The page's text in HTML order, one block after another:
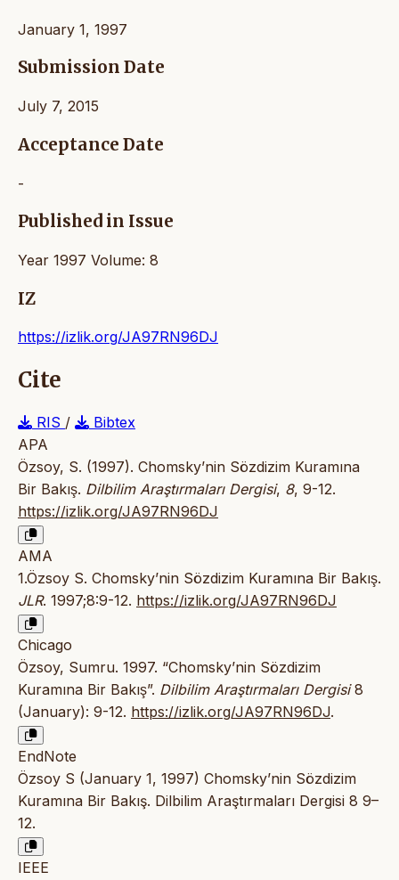
January 1, 1997
Submission Date
July 7, 2015
Acceptance Date
-
Published in Issue
Year 1997 Volume: 8
IZ
https://izlik.org/JA97RN96DJ
Cite
RIS /
Bibtex
APA
Özsoy, S. (1997). Chomsky’nin Sözdizim Kuramına
Bir Bakış. Dilbilim Araştırmaları Dergisi, 8, 9-12.
https://izlik.org/JA97RN96DJ
AMA
1.Özsoy S. Chomsky’nin Sözdizim Kuramına Bir Bakış.
JLR. 1997;8:9-12. https://izlik.org/JA97RN96DJ
Chicago
Özsoy, Sumru. 1997. “Chomsky’nin Sözdizim
Kuramına Bir Bakış”. Dilbilim Araştırmaları Dergisi8
(January): 9-12. https://izlik.org/JA97RN96DJ.
EndNote
Özsoy S (January 1, 1997) Chomsky’nin Sözdizim
Kuramına Bir Bakış. Dilbilim Araştırmaları Dergisi 8 9–
12.
IEEE